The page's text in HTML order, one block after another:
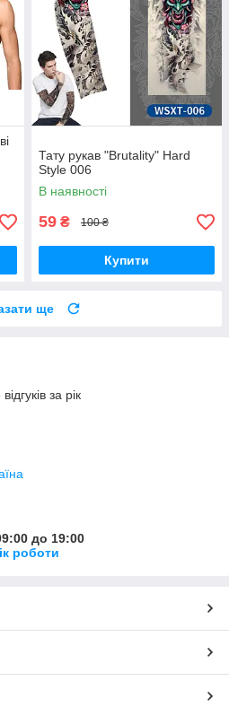
Тату рукав "Brutality" Hard
Style 006
В наявності
59 ₴ 100 ₴
Купити
ще
за рік
до 19:00
роботи